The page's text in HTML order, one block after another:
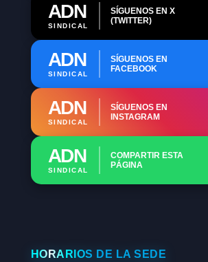
ADN
SINDICAL
SÍGUENOS EN X
(TWITTER)
ADN
SINDICAL
SÍGUENOS EN
FACEBOOK
ADN
SINDICAL
SÍGUENOS EN
INSTAGRAM
ADN
SINDICAL
COMPARTIR ESTA
PÁGINA
HORARIOS DE LA SEDE